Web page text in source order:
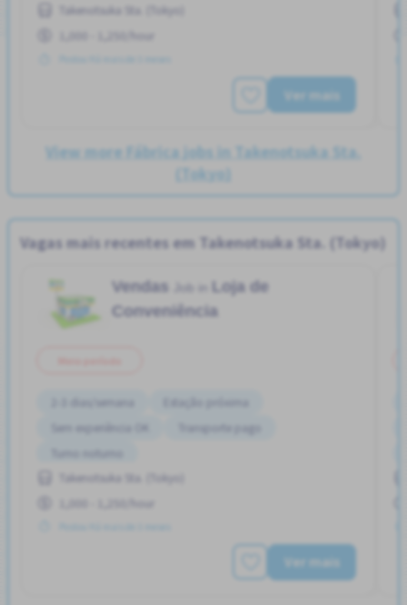
Takenotsuka Sta. (Tokyo)
1,000 - 1,250/hour
Ver mais
View more Fábrica jobs in Takenotsuka Sta.
(Tokyo)
Vagas mais recentes em Takenotsuka Sta. (Tokyo)
Vendas
Loja de
Conveniência
2-3 dias/semana
Sem experiência OK
Transporte pago
Takenotsuka Sta. (Tokyo)
1,000 - 1,250/hour
Ver mais